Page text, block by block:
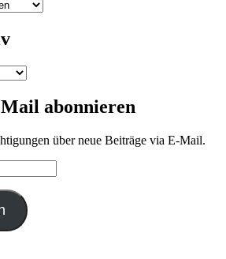
abonnieren
über neue Beiträge via E-Mail.